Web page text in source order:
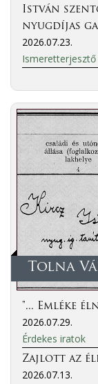
István
nyugdíjas
2026.07.23.
Tolna
"... Emléke
2026.07.29.
Érdekes iratok
Zajlott az
2026.07.13.